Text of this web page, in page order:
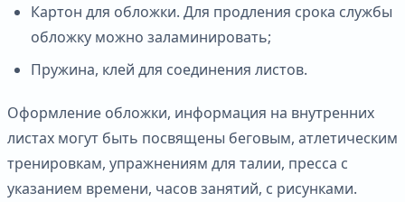
Картон для обложки. Для продления срока службы
обложку можно заламинировать;
Пружина, клей для соединения листов.
Оформление обложки, информация на внутренних
листах могут быть посвящены беговым, атлетическим
тренировкам, упражнениям для талии, пресса с
указанием времени, часов занятий, с рисунками.